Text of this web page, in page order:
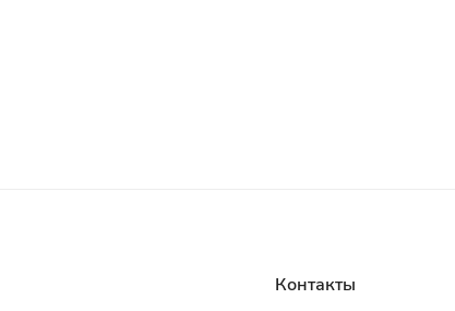
Контакты